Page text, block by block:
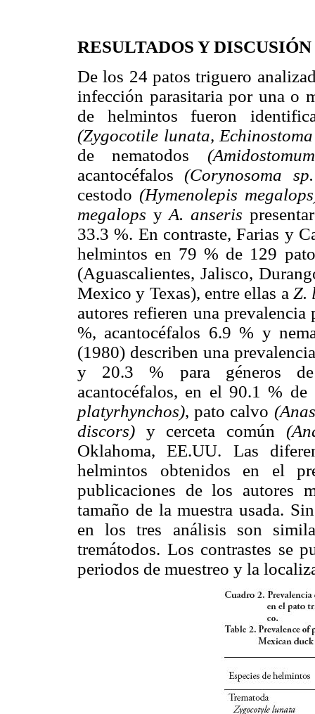
RESULTADOS Y DISCUSIÓN
De los 24 patos triguero
infección parasitaria por una o
de helmintos fueron
(Zygocotile lunata,
de nematodos
acantocéfalos(Corynosoma
cestodo (Hymenolepis
megalops yA. anseris
33.3 %. En contraste, Farias y
helmintos en 79 % de 129
(Aguascalientes, Jalisco,
Mexico y Texas), entre ellas a Z.
autores refieren una
%, acantocéfalos 6.9 % y
(1980) describen una
y 20.3 % para géneros de
acantocéfalos, en el 90.1 %
platyrhynchos), pato calvo
discors) y cerceta común
Oklahoma, EE.UU. Las
helmintos obtenidos en el
publicaciones de los autores
tamaño de la muestra usada.
en los tres análisis son
tremátodos. Los contrastes se
periodos de muestreo y la